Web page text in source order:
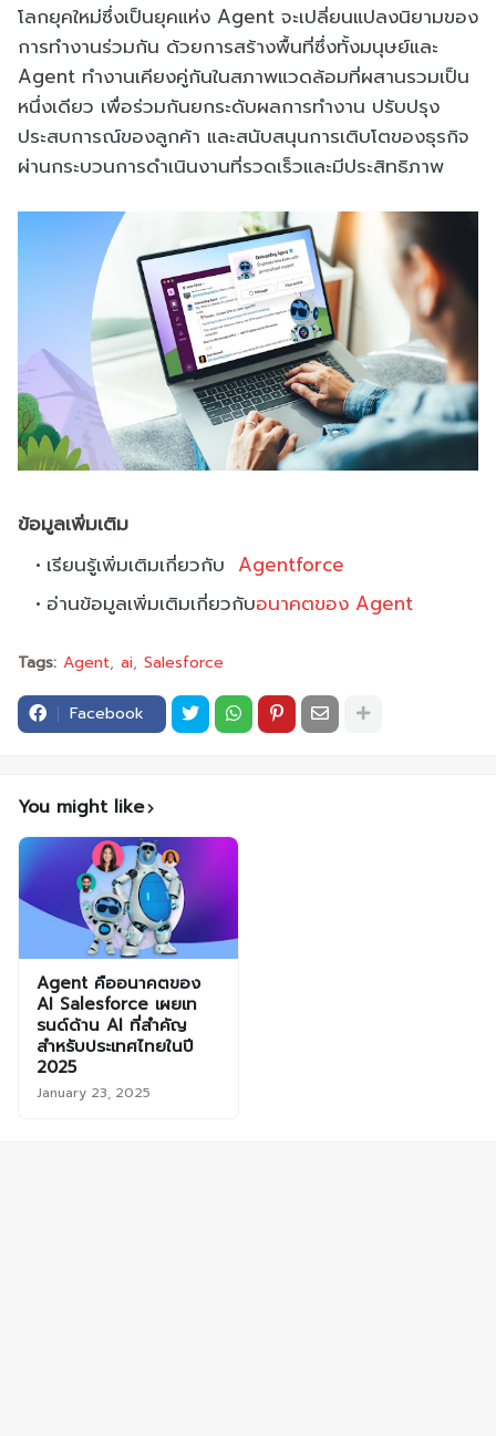
โลกยุคใหม่ซึ่งเป็นยุคแห่ง Agent จะเปลี่ยนแปลงนิยามของ
การทำงานร่วมกัน ด้วยการสร้างพื้นที่ซึ่งทั้งมนุษย์และ
Agent ทำงานเคียงคู่กันในสภาพแวดล้อมที่ผสานรวมเป็น
หนึ่งเดียว เพื่อร่วมกันยกระดับผลการทำงาน ปรับปรุง
ประสบการณ์ของลูกค้า และสนับสนุนการเติบโตของธุรกิจ
ผ่านกระบวนการดำเนินงานที่รวดเร็วและมีประสิทธิภาพ
ข้อมูลเพิ่มเติม
เรียนรู้เพิ่มเติมเกี่ยวกับ Agentforce
อ่านข้อมูลเพิ่มเติมเกี่ยวกับอนาคตของ Agent
Tags: Agent ai Salesforce
Facebook
You might like
Agent คืออนาคตของ
AI Salesforce เผยเท
รนด์ด้าน AI ที่สำคัญ
สำหรับประเทศไทยในปี
2025
January 23, 2025